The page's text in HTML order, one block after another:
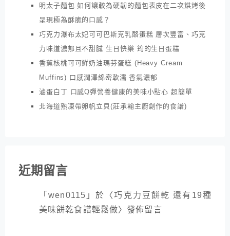
明太子麵包 如何讓較為硬韌的麵包表皮在二次烘烤後
呈現極為酥脆的口感？
巧克力瀑布太妃可可巴斯克乳酪蛋糕 層次豐富、巧克
力味道濃郁且不甜膩 生日快樂 筠的生日蛋糕
香蕉核桃可可鮮奶油瑪芬蛋糕 (Heavy Cream
Muffins) 口感潤澤綿密軟濡 香氣濃郁
滷蛋白丁 口感Q彈營養健康的美味小點心 超簡單
北海道熟凍帶卵帆立貝(莊承翰主廚創作的食譜)
近期留言
「wen0115 」於〈巧克力豆餅乾 還有19種
美味餅乾食譜輕鬆做〉發佈留言